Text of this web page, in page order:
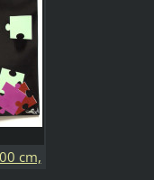
cm,